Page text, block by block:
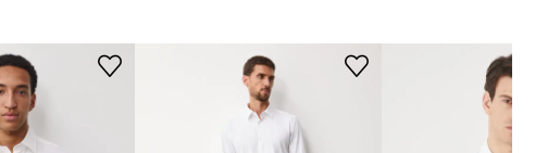
RS26-KDM071-00X
ROZMERY
Rozmery uvedené pre veľkosť